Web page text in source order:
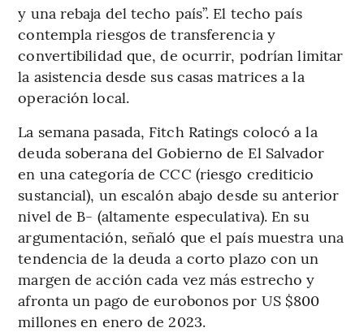
y una rebaja del techo país”. El techo país
contempla riesgos de transferencia y
convertibilidad que, de ocurrir, podrían limitar
la asistencia desde sus casas matrices a la
operación local.
La semana pasada, Fitch Ratings colocó a la
deuda soberana del Gobierno de El Salvador
en una categoría de CCC (riesgo crediticio
sustancial), un escalón abajo desde su anterior
nivel de B- (altamente especulativa). En su
argumentación, señaló que el país muestra una
tendencia de la deuda a corto plazo con un
margen de acción cada vez más estrecho y
afronta un pago de eurobonos por US $800
millones en enero de 2023.